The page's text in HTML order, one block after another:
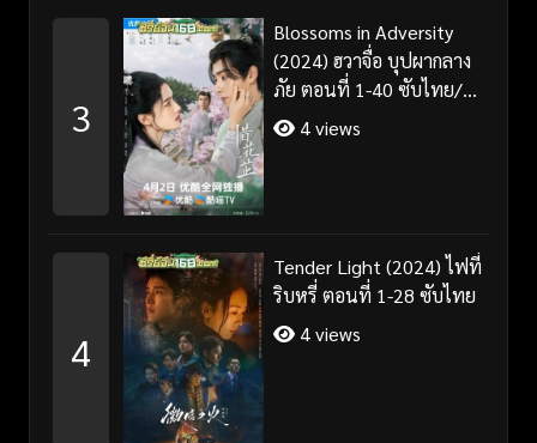
3
Blossoms in Adversity
(2024) ฮวาจื่อ บุปผากลาง
ภัย ตอนที่ 1-40 ซับไทย/
พากย์ไทย
4 views
4
Tender Light (2024) ไฟที่
ริบหรี่ ตอนที่ 1-28 ซับไทย
4 views